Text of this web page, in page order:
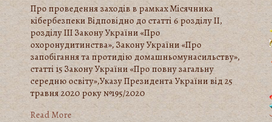
Про проведення заходів в рамках Місячника
кібербезпеки Відповідно до статті 6 розділу ІІ,
розділу ІІІ Закону України «Про
охоронудитинства», Закону України «Про
запобігання та протидію домашньомунасильству»,
статті 15 Закону України «Про повну загальну
середню освіту»,Указу Президента України від 25
травня 2020 року №195/2020
Read More